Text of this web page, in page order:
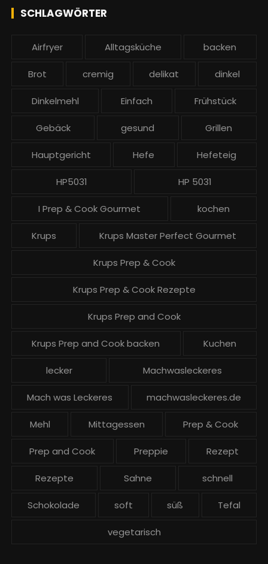
:
e SCHLAGWÖRTER
Airfryer Alltagsküche backen
Brot cremig delikat dinkel
Dinkelmehl Einfach Frühstück
Gebäck gesund Grillen
Hauptgericht Hefe Hefeteig
HP5031 HP 5031
I Prep & Cook Gourmet kochen
Krups Krups Master Perfect Gourmet
Krups Prep & Cook
Krups Prep & Cook Rezepte
Krups Prep and Cook
Krups Prep and Cook backen Kuchen
lecker Machwasleckeres
Mach was Leckeres machwasleckeres.de
Mehl Mittagessen Prep & Cook
Prep and Cook Preppie Rezept
Rezepte Sahne schnell
Schokolade soft süß Tefal
vegetarisch